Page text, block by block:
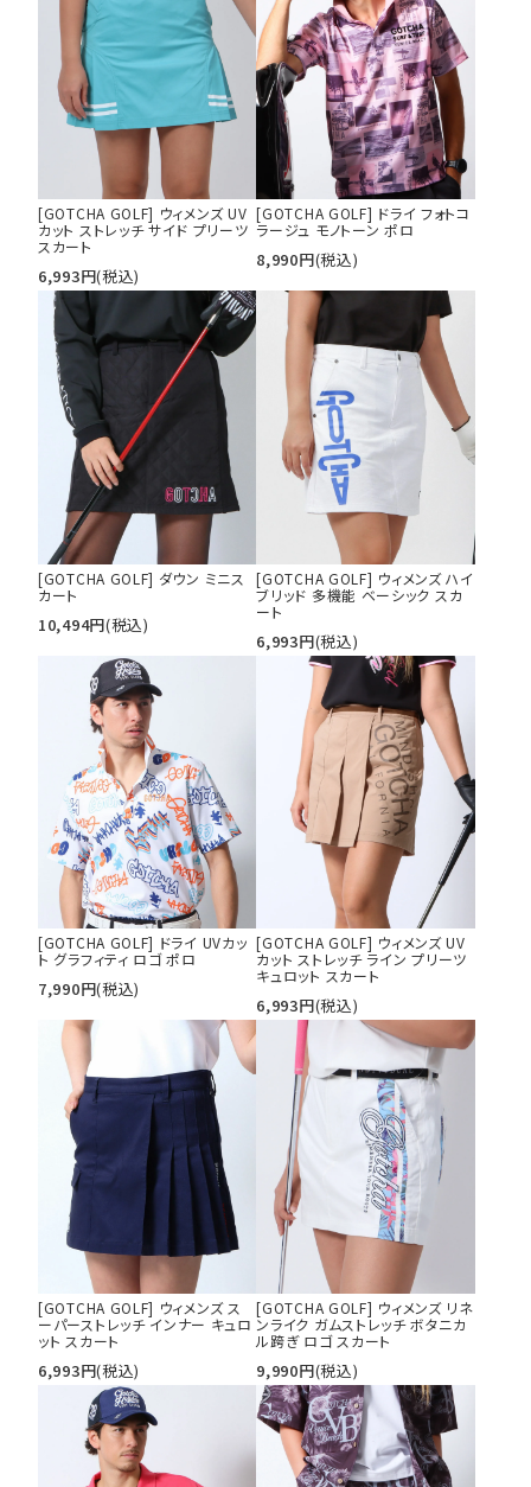
[GOTCHA GOLF] ウィメンズ UV
カット ストレッチ サイド プリーツ
スカート
6,993円(税込)
[GOTCHA GOLF] ドライ フォトコ
ラージュ モノトーン ポロ
8,990円(税込)
[GOTCHA GOLF] ダウン ミニス
カート
10,494円(税込)
[GOTCHA GOLF] ウィメンズ ハイ
ブリッド 多機能 ベーシック スカ
ート
6,993円(税込)
[GOTCHA GOLF] ドライ UVカッ
ト グラフィティ ロゴ ポロ
7,990円(税込)
[GOTCHA GOLF] ウィメンズ UV
カット ストレッチ ライン プリーツ
キュロット スカート
6,993円(税込)
[GOTCHA GOLF] ウィメンズ ス
ーパーストレッチ インナー キュロ
ット スカート
6,993円(税込)
[GOTCHA GOLF] ウィメンズ リネ
ンライク ガムストレッチ ボタニカ
ル跨ぎ ロゴ スカート
9,990円(税込)